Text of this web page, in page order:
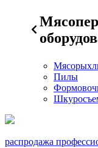
Пилы
распродажа